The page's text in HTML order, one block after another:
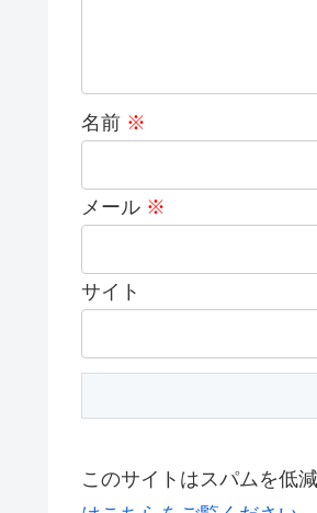
名前 ※
メール ※
サイト
このサイトはスパムを低